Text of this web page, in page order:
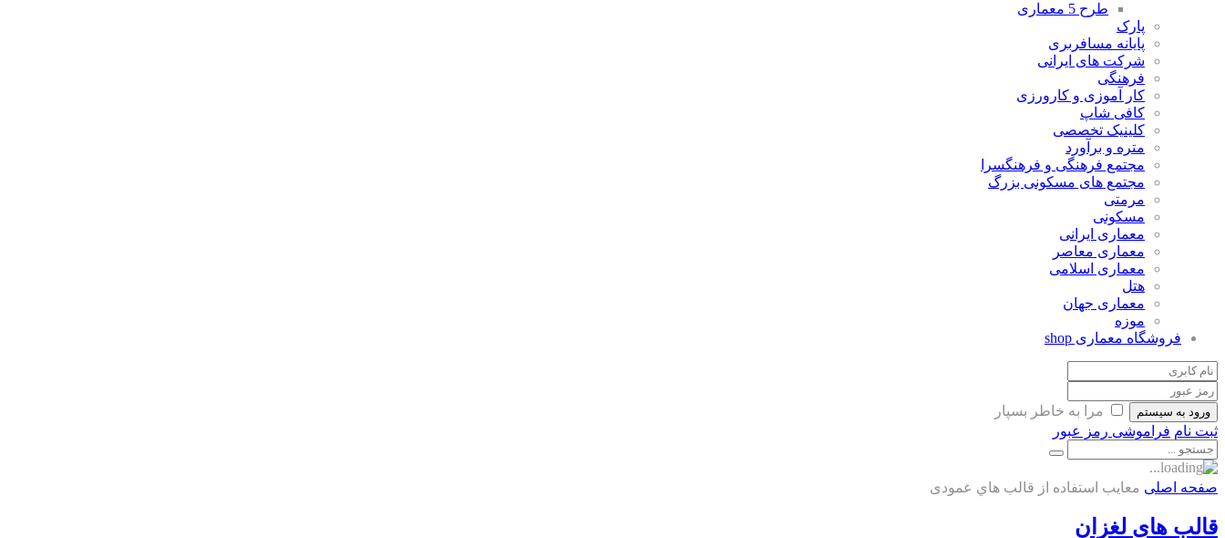
طرح 5 معماری
پارک
پایانه مسافربری
شرکت های ایرانی
فرهنگی
کار آموزی و کارورزی
کافی شاپ
کلینیک تخصصی
متره و برآورد
مجتمع فرهنگی و فرهنگسرا
مجتمع های مسکونی بزرگ
مرمتی
مسکونی
معماری ایرانی
معماری معاصر
معماری اسلامی
هتل
معماری جهان
موزه
فروشگاه معماری shop
ورود به سیستم
مرا به خاطر بسپار
ثبت نام فراموشی رمز عبور
صفحه اصلی معايب استفاده از قالب هاي عمودی
قالب های لغزان